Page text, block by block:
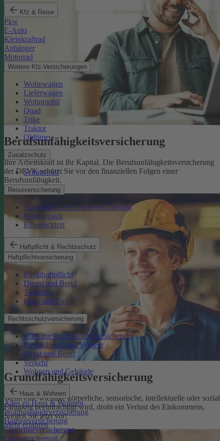
Kfz & Reise
Pkw
E-Auto
Kleinkraftrad
Anhänger
Motorrad
Weitere Kfz-Versicherungen
Wohnwagen
Lieferwagen
Wohnmobil
Quad
Trike
Traktor
Oldtimer
Zusatzschutz
Schutzbrief
Reiseversicherung
Auslandsreisekrankenversicherung
Reisegepäck
Reiserücktritt
Haftpflicht & Rechtsschutz
Haftpflichtversicherung
Privathaftpflicht
Dienst und Beruf
Tierhalter
Haus und Bau
Rechtsschutzversicherung
Alles zur Rechtsschutzversicherung
Privat, Beruf und Verkehr
Privat und Beruf
Verkehr
Wohnen und Gebäude
Haus & Wohnen
Alles zu Haus & Wohnen
Wohngebäudeversicherung
Hausratversicherung
Elementarversicherung
Glasversicherung
Berufsunfähigkeits­versicherung
Ihre Arbeitskraft ist Ihr Kapital. Die Berufsunfähigkeitsversicherung
der DEVK schützt Sie vor den finanziellen Folgen einer
Berufsunfähigkeit.
Mehr erfahren
Grundfähigkeits­versicherung
Wenn eine wichtige körperliche, sensorische, intellektuelle oder
Fähigkeit beeinträchtigt wird, droht ein Verlust des Einkommens.
Sorgen Sie jetzt vor!
Mehr erfahren